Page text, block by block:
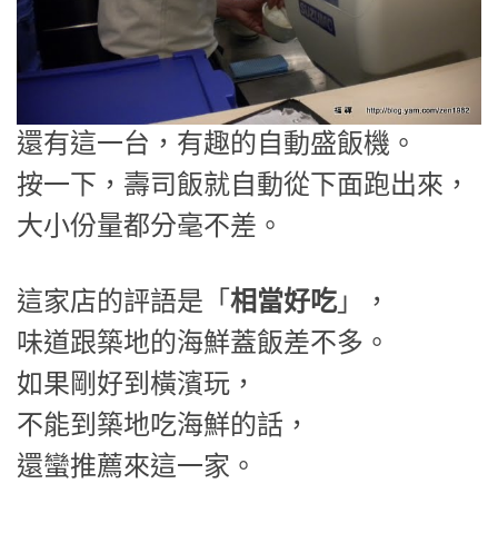
還有這一台，有趣的自動盛飯機。
按一下，壽司飯就自動從下面跑出來，
大小份量都分毫不差。
這家店的評語是「 相當好吃」，
味道跟築地的海鮮蓋飯差不多。
如果剛好到橫濱玩，
不能到築地吃海鮮的話，
還蠻推薦來這一家。